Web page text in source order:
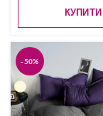
КУПИТИ
-50%